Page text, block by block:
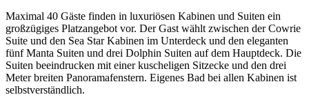
Maximal 40 Gäste finden in luxuriösen Kabinen und Suiten ein
großzügiges Platzangebot vor. Der Gast wählt zwischen der Cowrie
Suite und den Sea Star Kabinen im Unterdeck und den eleganten
fünf Manta Suiten und drei Dolphin Suiten auf dem Hauptdeck. Die
Suiten beeindrucken mit einer kuscheligen Sitzecke und den drei
Meter breiten Panoramafenstern. Eigenes Bad bei allen Kabinen ist
selbstverständlich.